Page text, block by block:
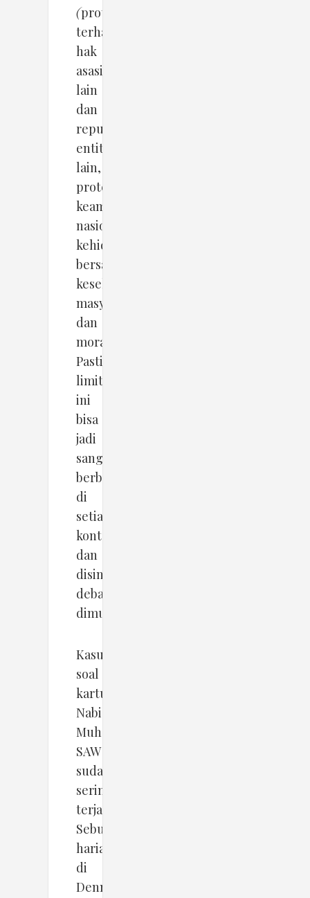
(proteksi
terhadap
hak
asasi
lain
dan
reputasi
entitas
lain,
proteksi
keamanan
nasional,
kehidupan
bersama,
kesehatan
masyarakat
dan
moral
Pastinya,
limitasi
ini
bisa
jadi
sangat
berbeda
di
setiap
konteks
dan
disinilah
debat
dimulai.
Kasus
soal
kartun
Nabi
Muhammad
SAW
sudah
sering
terjadi.
Sebuah
harian
di
Denmark,